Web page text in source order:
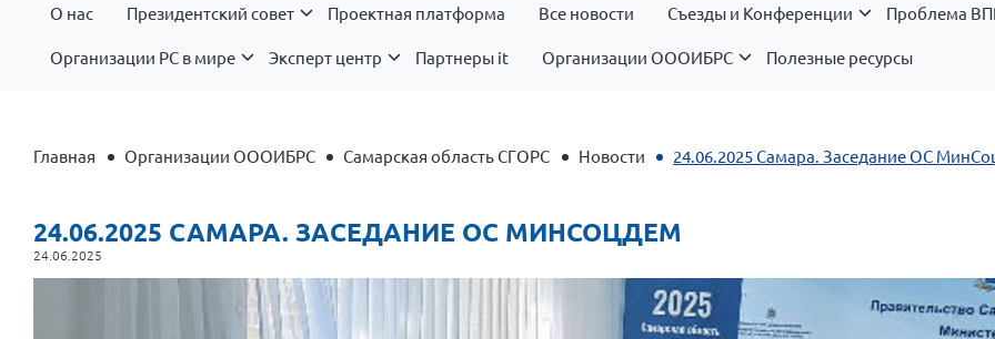
О нас Президентский совет Проектная платформа Все новости Съезды и Конференции Проблема
Организации РС в мире Эксперт центр Партнеры it Организации ОООИБРС Полезные ресурсы
Главная Организации ОООИБРС Самарская область СГОРС Новости 24.06.2025 Самара. Заседание ОС
24.06.2025 САМАРА. ЗАСЕДАНИЕ ОС МИНСОЦДЕМ
24.06.2025